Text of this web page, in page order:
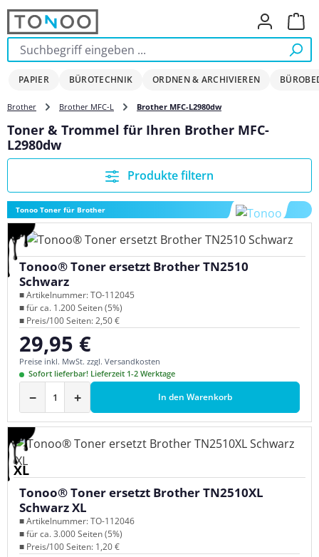
Zum Hauptinhalt springen
PAPIER BÜROTECHNIK ORDNEN & ARCHIVIEREN
Brother Brother MFC-L Brother MFC-L2980dw
Toner & Trommel für Ihren Brother MFC-
L2980dw
Produkte filtern
Tonoo Toner für Brother
Tonoo® Toner ersetzt Brother TN2510
Schwarz
■ Artikelnummer: TO-112045
■ für ca. 1.200 Seiten (5%)
■ Preis/100 Seiten: 2,50 €
Regulärer Preis:
29,95 €
Preise inkl. MwSt. zzgl. Versandkosten
Sofort lieferbar! Lieferzeit 1-2 Werktage
− + In den Warenkorb
XL
Tonoo® Toner ersetzt Brother TN2510XL
Schwarz XL
■ Artikelnummer: TO-112046
■ für ca. 3.000 Seiten (5%)
■ Preis/100 Seiten: 1,20 €